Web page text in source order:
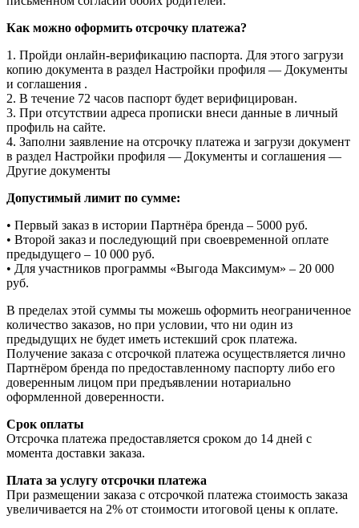
Как можно оформить отсрочку платежа?
1. Пройди онлайн-верификацию паспорта. Для этого загрузи
копию документа в раздел Настройки профиля — Документы
и соглашения .
2. В течение 72 часов паспорт будет верифицирован.
3. При отсутствии адреса прописки внеси данные в личный
профиль на сайте.
4. Заполни заявление на отсрочку платежа и загрузи документ
в раздел Настройки профиля — Документы и соглашения —
Другие документы
Допустимый лимит по сумме:
• Первый заказ в истории Партнёра бренда – 5000 руб.
• Второй заказ и последующий при своевременной оплате
предыдущего – 10 000 руб.
• Для участников программы «Выгода Максимум» – 20 000
руб.
В пределах этой суммы ты можешь оформить неограниченное
количество заказов, но при условии, что ни один из
предыдущих не будет иметь истекший срок платежа.
Получение заказа с отсрочкой платежа осуществляется лично
Партнёром бренда по предоставленному паспорту либо его
доверенным лицом при предъявлении нотариально
оформленной доверенности.
Срок оплаты
Отсрочка платежа предоставляется сроком до 14 дней с
момента доставки заказа.
Плата за услугу отсрочки платежа
При размещении заказа с отсрочкой платежа стоимость заказа
увеличивается на 2% от стоимости итоговой цены к оплате.